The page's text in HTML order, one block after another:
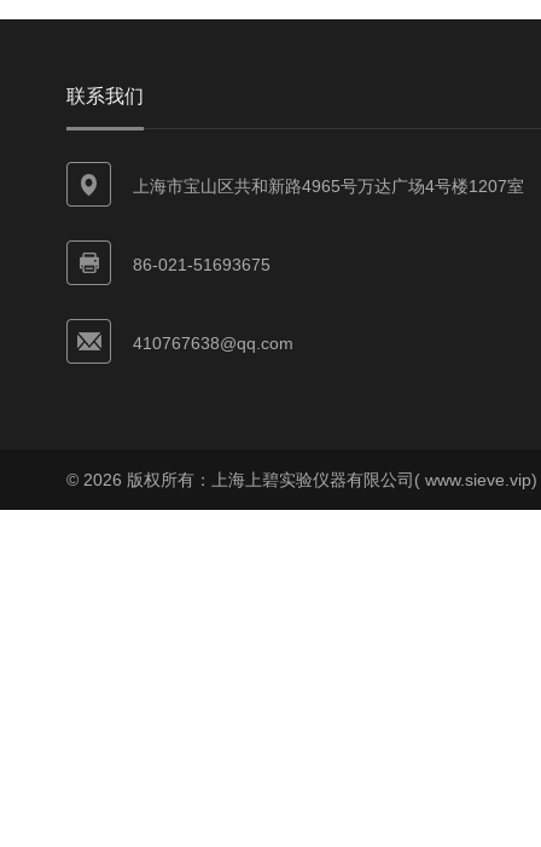
联系我们
上海市宝山区共和新路4965号万达广场4号楼1207室
86-021-51693675
410767638@qq.com
© 2026 版权所有：上海上碧实验仪器有限公司(